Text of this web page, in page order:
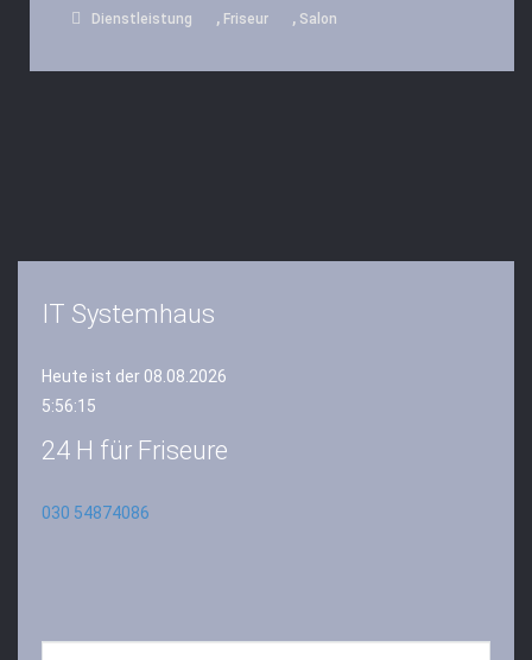
Dienstleistung
, Friseur , Salon
IT Systemhaus
Heute ist der 08.08.2026
5:56:15
24 H für Friseure
030 54874086